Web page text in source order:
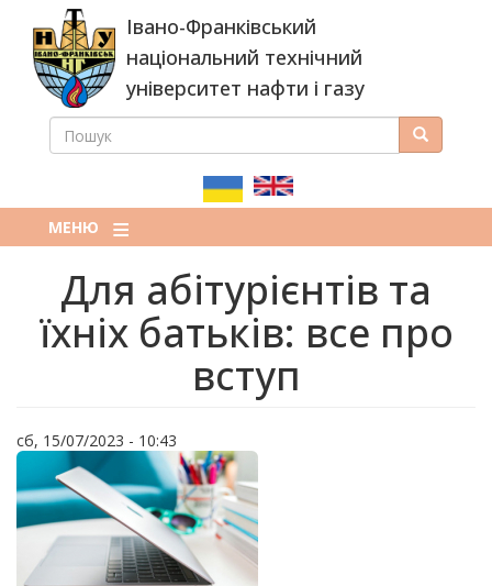
основного
вмісту
Івано-Франківський
національний технічний
університет нафти і газу
ПОШУКОВА
ПОШУК Пошук
МЕНЮ
Для абітурієнтів та
їхніх батьків: все про
вступ
сб, 15/07/2023 - 10:43